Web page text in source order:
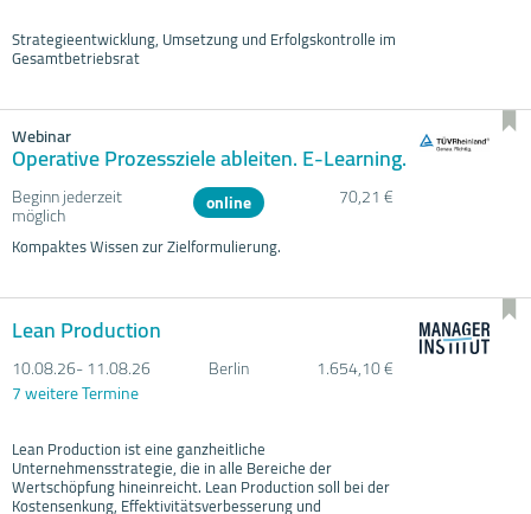
Strategieentwicklung, Umsetzung und Erfolgskontrolle im
Gesamtbetriebsrat
Webinar
Operative Prozessziele ableiten. E-Learning.
Beginn jederzeit
möglich online 70,21 €
Kompaktes Wissen zur Zielformulierung.
Lean Production
10.08.26- 11.08.26 Berlin
1.654,10 €
7 weitere Termine
Lean Production ist eine ganzheitliche
Unternehmensstrategie, die in alle Bereiche der
Wertschöpfung hineinreicht. Lean Production soll bei der
Kostensenkung, Effektivitätsverbesserung und